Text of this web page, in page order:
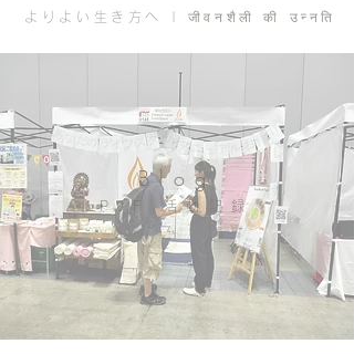
よりよい生き方へ | जीवनशैली की उन्नति
Blog
PJF ​活動記録